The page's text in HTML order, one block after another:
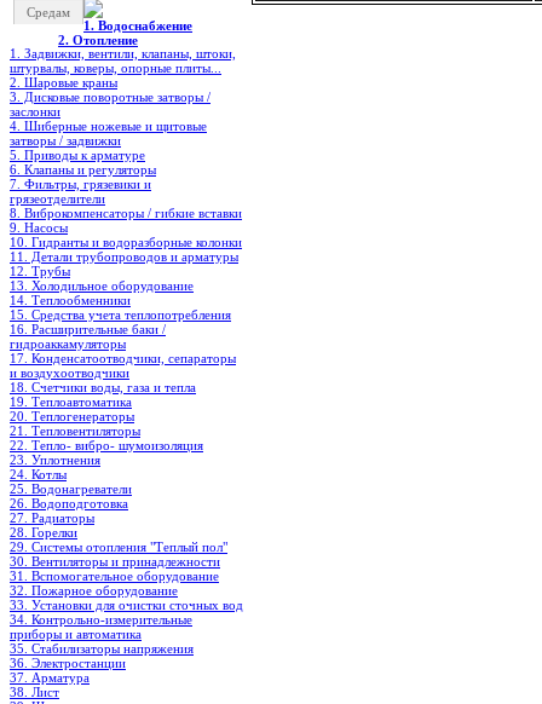
Средам
1. Водоснабжение
2. Отопление
1. Задвижки, вентили, клапаны, штоки,
штурвалы, коверы, опорные плиты...
2. Шаровые краны
3. Дисковые поворотные затворы /
заслонки
4. Шиберные ножевые и щитовые
затворы / задвижки
5. Приводы к арматуре
6. Клапаны и регуляторы
7. Фильтры, грязевики и
грязеотделители
8. Виброкомпенсаторы / гибкие вставки
9. Насосы
10. Гидранты и водоразборные колонки
11. Детали трубопроводов и арматуры
12. Трубы
13. Холодильное oборудование
14. Теплообменники
15. Средства учета теплопотребления
16. Расширительные баки /
гидроаккамуляторы
17. Конденсатоотводчики, сепараторы
и воздухоотводчики
18. Счетчики воды, газа и тепла
19. Теплоавтоматика
20. Теплогенераторы
21. Тепловентиляторы
22. Тепло- вибро- шумоизоляция
23. Уплотнения
24. Котлы
25. Водонагреватели
26. Водоподготовка
27. Радиаторы
28. Горелки
29. Системы отопления "Теплый пол"
30. Вентиляторы и принадлежности
31. Вспомогательное оборудование
32. Пожарное оборудование
33. Установки для очистки сточных вод
34. Контрольно-измерительные
приборы и автоматика
35. Стабилизаторы напряжения
36. Электростанции
37. Арматура
38. Лист